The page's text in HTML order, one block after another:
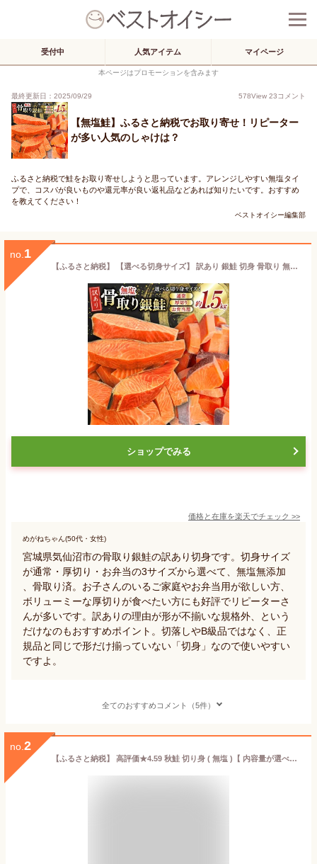
受付中 人気アイテム マイページ
本ページはプロモーションを含みます
最終更新日：2025/09/29 578View 23コメント
【無塩鮭】ふるさと納税でお取り寄せ！リピーター
が多い人気のしゃけは？
ふるさと納税で鮭をお取り寄せしようと思っています。アレンジしやすい無塩タイ
プで、コスパが良いものや還元率が良い返礼品などあれば知りたいです。おすすめ
を教えてください！
ベストオイシー編集部
no. 1
【ふるさと納税】 【選べる切身サイズ】 訳あり 銀鮭 切身 骨取り 無塩 1.5kg バラ入れ 大袋 [足利本店 宮城県 気仙沼市 20565125] 魚 魚介類 サーモン 冷凍 鮭 海鮮 魚介 規格外 不揃い さけ サケ 鮭切身 シャケ 切り身 銀鮭切り身 訳アリ わけあり 簡易包装 家庭用
ショップでみる
価格と在庫を楽天でチェック >>
めがねちゃん(50代・女性)
宮城県気仙沼市の骨取り銀鮭の訳あり切身です。切身サイズ
が通常・厚切り・お弁当の3サイズから選べて、無塩無添加
、骨取り済。お子さんのいるご家庭やお弁当用が欲しい方、
ボリューミーな厚切りが食べたい方にも好評でリピーターさ
んが多いです。訳ありの理由が形が不揃いな規格外、という
だけなのもおすすめポイント。切落しやB級品ではなく、正
規品と同じで形だけ揃っていない「切身」なので使いやすい
ですよ。
全てのおすすめコメント（5件）
no. 2
【ふるさと納税】 高評価★4.59 秋鮭 切り身 ( 無塩 )【 内容量が選べる1.4kg ～ 5.6kg】（ ふるさと納税 鮭 ふるさと納税 秋鮭 サケ ふるさと納税 シャケ ふるさと納税 鮭 切り身 北海道 別海町 ふるさと 海鮮 魚 切身 ふるさと納税 訳あり ふるさと 不揃い 北海道別海町 ）